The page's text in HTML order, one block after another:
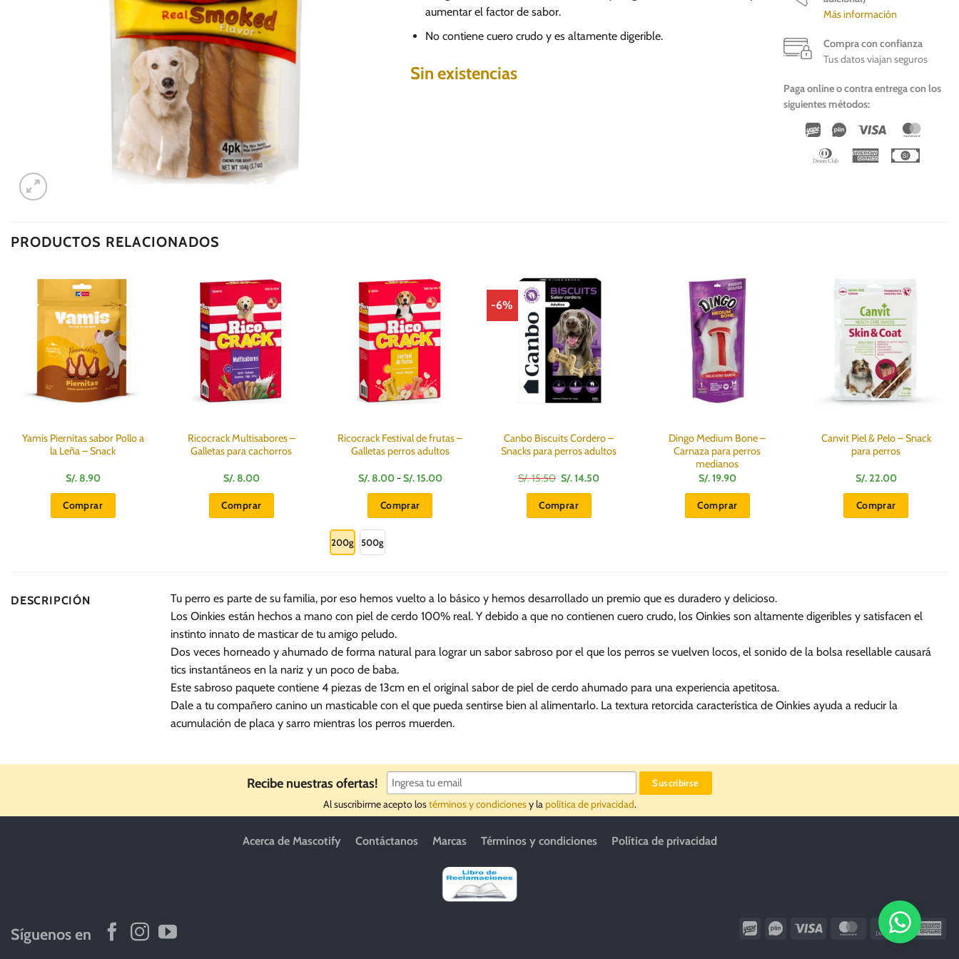
aumentar el factor de sabor.
No contiene cuero crudo y es altamente digerible.
Sin existencias
Más información
Compra con confianza
Tus datos viajan seguros
Paga online o contra entrega con los
siguientes métodos:
Wirecard
Vipps Visa
Dinners
American
PRODUCTOS RELACIONADOS
Yamis Piernitas sabor Pollo a
la Leña – Snack
S/.8.90
Comprar
Ricocrack Multisabores –
Galletas para cachorros
S/.8.00
Comprar
Ricocrack Festival de frutas –
Galletas perros adultos
S/.8.00-S/.15.00Rango
Comprar
variantes.
Las
opciones
pueden
en
la
página
200g 500g
-6%
Canbo Biscuits Cordero –
Snacks para perros adultos
S/.15.50 El
precio
original
era:
S/.
S/.14.50El
Comprar
Dingo Medium Bone –
Carnaza para perros
medianos
S/.19.90
Comprar
Canvit Piel & Pelo – Snack
para perros
S/.22.00
Comprar
DESCRIPCIÓN
Tu perro es parte de su familia, por eso hemos vuelto a lo básico y hemos desarrollado un premio que es duradero y delicioso.
Los Oinkies están hechos a mano con piel de cerdo 100% real. Y debido a que no contienen cuero crudo, los Oinkies son altamente digeribles y satisfacen el
instinto innato de masticar de tu amigo peludo.
Dos veces horneado y ahumado de forma natural para lograr un sabor sabroso por el que los perros se vuelven locos, el sonido de la bolsa resellable causará
tics instantáneos en la nariz y un poco de baba.
Este sabroso paquete contiene 4 piezas de 13cm en el original sabor de piel de cerdo ahumado para una experiencia apetitosa.
Dale a tu compañero canino un masticable con el que pueda sentirse bien al alimentarlo. La textura retorcida característica de Oinkies ayuda a reducir la
acumulación de placa y sarro mientras los perros muerden.
Recibe nuestras ofertas!
Al suscribirme acepto lostérminos y condicionesy lapolítica de privacidad.
Acerca de Mascotify Contáctanos Marcas Términos y condiciones Política de privacidad
Wirecard
Vipps Visa MasterCardDinners
Club
Síguenos en